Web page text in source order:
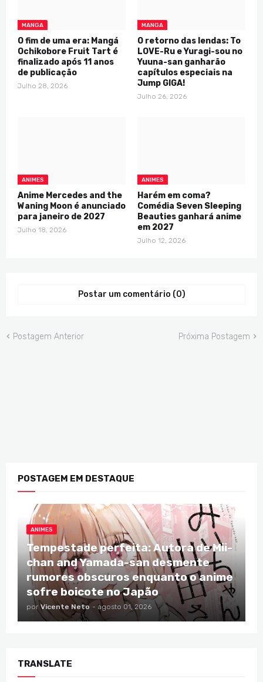
MANGA
O fim de uma era: Mangá
Ochikobore Fruit Tart é
finalizado após 11 anos
de publicação
Julho 28, 2026
MANGA
O retorno das lendas: To
LOVE-Ru e Yuragi-sou no
Yuuna-san ganharão
capítulos especiais na
Jump GIGA!
Julho 26, 2026
ANIMES
Anime Mercedes and the
Waning Moon é anunciado
para janeiro de 2027
Julho 18, 2026
ANIMES
Harém em coma?
Comédia Seven Sleeping
Beauties ganhará anime
em 2027
Julho 12, 2026
Postar um comentário (0)
Postagem Anterior Próxima Postagem
POSTAGEM EM DESTAQUE
ANIMES
Tempestade perfeita: Autora de Mii-
chan and Yamada-san desmente
rumores obscuros enquanto o anime
sofre boicote no Japão
por Vicente Neto - agosto 01, 2026
TRANSLATE